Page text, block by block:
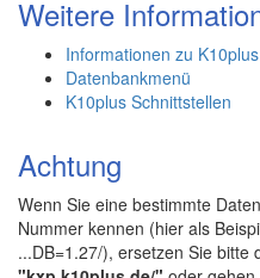
Weitere
Informationen zu K10plus
Datenbankmenü
K10plus Schnittstellen
Achtung
Wenn Sie eine bestimmte
Nummer kennen (hier als
...DB=1.27/), ersetzen Sie bitte